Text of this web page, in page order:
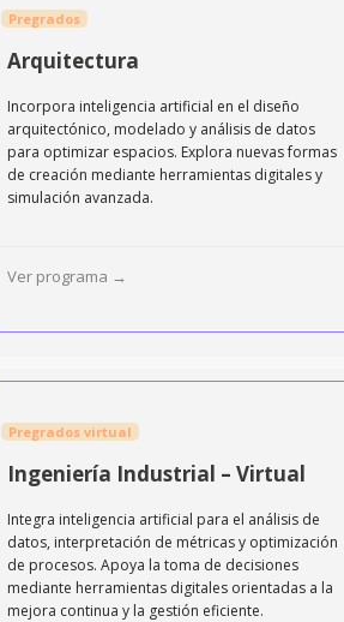
Pregrados
Arquitectura
Incorpora inteligencia artificial en el diseño
arquitectónico, modelado y análisis de datos
para optimizar espacios. Explora nuevas formas
de creación mediante herramientas digitales y
simulación avanzada.
Ver programa →
Pregrados virtual
Ingeniería Industrial – Virtual
Integra inteligencia artificial para el análisis de
datos, interpretación de métricas y optimización
de procesos. Apoya la toma de decisiones
mediante herramientas digitales orientadas a la
mejora continua y la gestión eficiente.